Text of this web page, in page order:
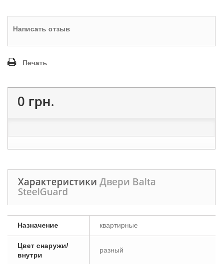
Написать отзыв
Печать
0 грн.
Характеристики Двери Balta
SteelGuard
Назначение квартирные
Цвет снаружи/
внутри
разный